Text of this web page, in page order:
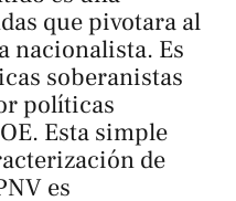
que pivotara al
nacionalista. Es
soberanistas
políticas
Esta simple
de
es